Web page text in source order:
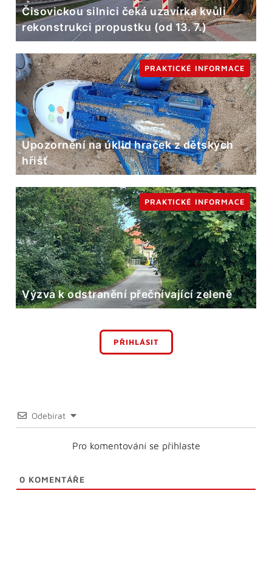
Čisovickou silnici čeká uzavírka kvůli
rekonstrukci propustku (od 13. 7.)
Upozornění na úklid hraček z dětských
hřišť
PRAKTICKÉ INFORMACE
Výzva k odstranění přečnívající zeleně
PRAKTICKÉ INFORMACE
PŘIHLÁSIT
Odebírat
Pro komentování se přihlaste
0 KOMENTÁŘE